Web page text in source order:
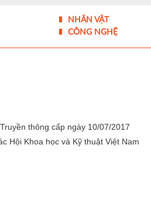
NHÂN VẬT
CÔNG NGHỆ
thông cấp ngày 10/07/2017
Hội Khoa học và Kỹ thuật Việt Nam